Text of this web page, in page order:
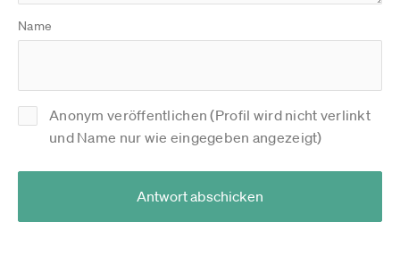
Name
Anonym veröffentlichen (Profil wird nicht verlinkt
und Name nur wie eingegeben angezeigt)
Antwort abschicken